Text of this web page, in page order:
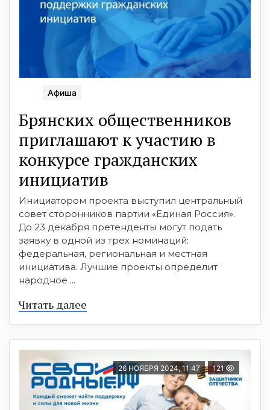
Афиша
Брянских общественников
приглашают к участию в
конкурсе гражданских
инициатив
Инициатором проекта выступил центральный
совет сторонников партии «Единая Россия».
До 23 декабря претенденты могут подать
заявку в одной из трех номинаций:
федеральная, региональная и местная
инициатива. Лучшие проекты определит
народное ...
Читать далее
26 НОЯБРЯ 2024, 11:47 121